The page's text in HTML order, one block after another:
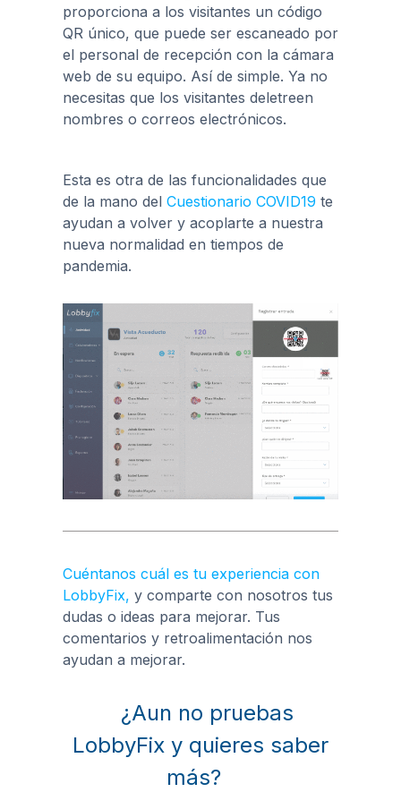
proporciona a los visitantes un código
QR único, que puede ser escaneado por
el personal de recepción con la cámara
web de su equipo. Así de simple. Ya no
necesitas que los visitantes deletreen
nombres o correos electrónicos.
Esta es otra de las funcionalidades que
de la mano del Cuestionario COVID19 te
ayudan a volver y acoplarte a nuestra
nueva normalidad en tiempos de
pandemia.
Cuéntanos cuál es tu experiencia con
LobbyFix, y comparte con nosotros tus
dudas o ideas para mejorar. Tus
comentarios y retroalimentación nos
ayudan a mejorar.
¿Aun no pruebas
LobbyFix y quieres saber
más?